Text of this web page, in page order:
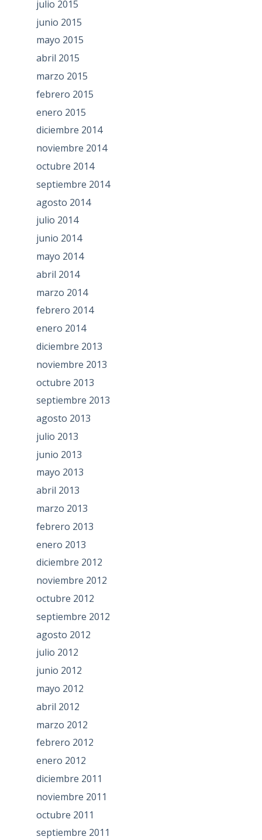
julio 2015
junio 2015
mayo 2015
abril 2015
marzo 2015
febrero 2015
enero 2015
diciembre 2014
noviembre 2014
octubre 2014
septiembre 2014
agosto 2014
julio 2014
junio 2014
mayo 2014
abril 2014
marzo 2014
febrero 2014
enero 2014
diciembre 2013
noviembre 2013
octubre 2013
septiembre 2013
agosto 2013
julio 2013
junio 2013
mayo 2013
abril 2013
marzo 2013
febrero 2013
enero 2013
diciembre 2012
noviembre 2012
octubre 2012
septiembre 2012
agosto 2012
julio 2012
junio 2012
mayo 2012
abril 2012
marzo 2012
febrero 2012
enero 2012
diciembre 2011
noviembre 2011
octubre 2011
septiembre 2011